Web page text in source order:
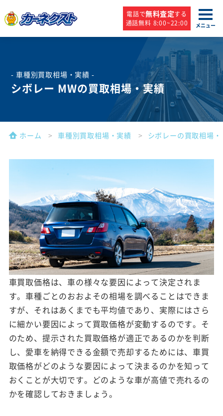
電話で無料査定する
通話無料 8:00~22:00
メニュー
- 車種別買取相場・実績 -
シボレー MWの買取相場・実績
ホーム 車種別買取相場・実績 シボレーの買取相場
車買取価格は、車の様々な要因によって決定されま
す。車種ごとのおおよその相場を調べることはできま
すが、それはあくまでも平均値であり、実際にはさら
に細かい要因によって買取価格が変動するのです。そ
のため、提示された買取価格が適正であるのかを判断
し、愛車を納得できる金額で売却するためには、車買
取価格がどのような要因によって決まるのかを知って
おくことが大切です。どのような車が高値で売れるの
かを確認しておきましょう。